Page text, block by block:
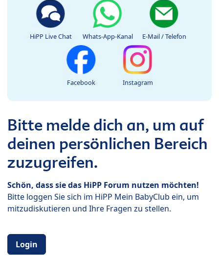
HiPP Live Chat Whats-App-Kanal E-Mail / Telefon
Facebook Instagram
Bitte melde dich an, um auf
deinen persönlichen Bereich
zuzugreifen.
Schön, dass sie das HiPP Forum nutzen möchten!
Bitte loggen Sie sich im HiPP Mein BabyClub ein, um
mitzudiskutieren und Ihre Fragen zu stellen.
Login